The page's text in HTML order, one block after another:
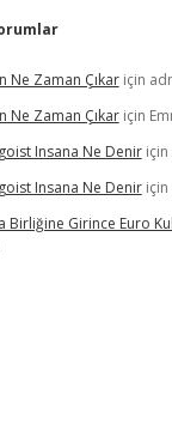
Ne Zaman Çıkariçin
Ne Zaman Çıkariçin
Insana Ne Deniriçin
Insana Ne Deniriçin
Birliğine Girince Euro